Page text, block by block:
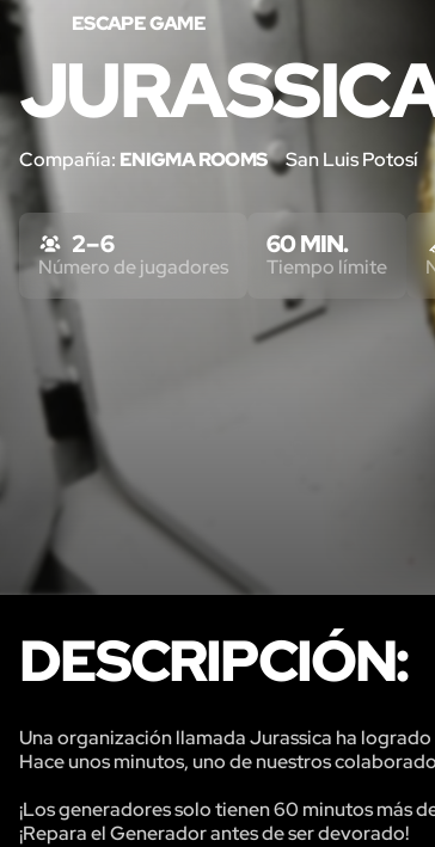
ESCAPE GAME
Compañía: ENIGMA ROOMS San Luis Potosí
2 – 6
Número de jugadores
60 MIN.
Tiempo límite
DESCRIPCIÓN:
Una organización llamada Jurassica ha
Hace unos minutos, uno de nuestros
¡Los generadores solo tienen 60 minutos más
¡Repara el Generador antes de ser devorado!